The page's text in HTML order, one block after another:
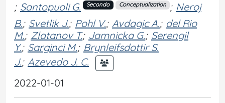
; Santopuoli G. Secondo Conceptualization ; Neroj
B.; Svetlik J.; Pohl V.; Avdagic A.; del Rio
M.; Zlatanov T.; Jamnicka G.; Serengil
Y.; Sarginci M.; Brynleifsdottir S.
J.; Azevedo J. C.
2022-01-01